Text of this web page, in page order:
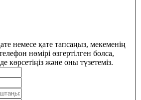
немесе қате тапсаңыз, мекеменің
нөмірі өзгертілген болса,
көрсетіңіз және оны түзетеміз.